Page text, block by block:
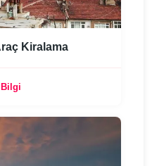
Kiralama
Bilgi